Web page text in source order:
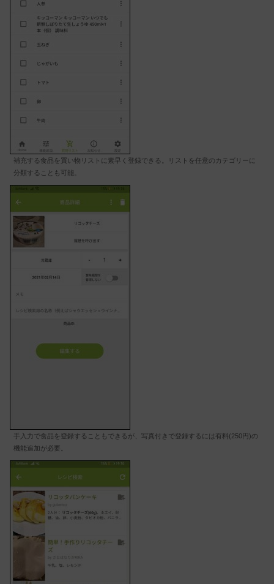
補充する食品を買い物リストに素早く登録できる。リストを任意のカテゴリーに
分類することも可能。
手入力で食品を登録することもできるが、写真付きで登録するには有料(250円)の
機能追加が必要。